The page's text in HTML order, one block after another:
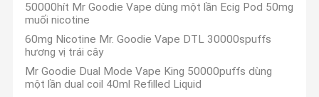
50000hít Mr Goodie Vape dùng một lần Ecig Pod 50mg
muối nicotine
60mg Nicotine Mr. Goodie Vape DTL 30000spuffs
hương vị trái cây
Mr Goodie Dual Mode Vape King 50000puffs dùng
một lần dual coil 40ml Refilled Liquid